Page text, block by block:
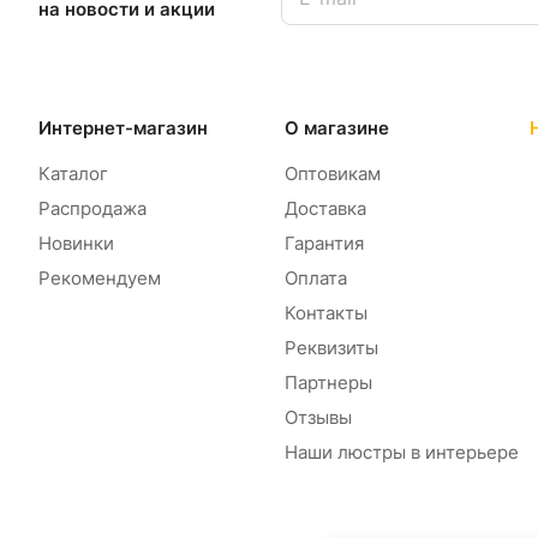
на новости и акции
Интернет-магазин
Каталог
Распродажа
Новинки
Рекомендуем
О магазине
Оптовикам
Доставка
Гарантия
Оплата
Контакты
Реквизиты
Партнеры
Отзывы
Наши люстры в интерьере